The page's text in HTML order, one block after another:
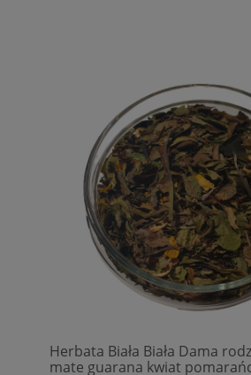
Herbata Biała Biała Dama
mate guarana kwiat